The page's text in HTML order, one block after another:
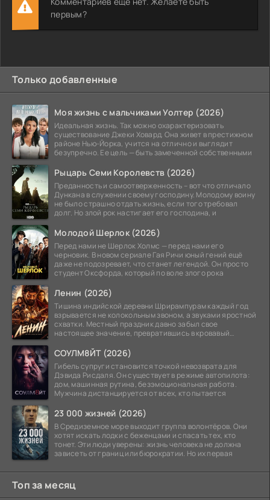
первым?
Только добавленные
Моя жизнь с мальчиками Уолтер (2026)
Идеальная жизнь. Так можно охарактеризовать
существование Джеки Ховард. Она живет в престижном
районе Нью-Йорка, учится на отлично и выглядит
безупречно. Ее цель — быть замеченной собственными
Рыцарь Семи Королевств (2026)
Преданность и самоотверженность – вот что отличало
Дункана в служении своему господину. Молодому воину
не было страшно отдать жизнь, если того требовал
долг. Но злой рок настигает его господина, и
Молодой Шерлок (2026)
Перед нами не Шерлок Холмс — перед нами его
черновик. В новом сериале Гая Ричи юный гений ещё
даже не подозревает, что станет легендой. Он просто
студент Оксфорда, который по воле злого рока
Ленин (2026)
Тишина индийской деревни Шрирампурам каждый год
взрывается не колокольным звоном, а звуками яростной
схватки. Местный праздник давно забыл свое
настоящее значение, превратившись в кровавый
СОУЛМ8ЙТ (2026)
Гибель супруги становится точкой невозврата для
Дэвида Рисдаля. Он существует в режиме автопилота:
дом, машинная рутина, безэмоциональная работа.
Мужчина дистанцируется от всех, кто пытается
23 000 жизней (2026)
В Средиземное море выходит группа волонтёров. Они
хотят искать лодки с беженцами и спасать тех, кто
тонет. Эти люди уверены: жизнь человека не должна
зависеть от границ или бюрократии. Но их первая
Топ за месяц